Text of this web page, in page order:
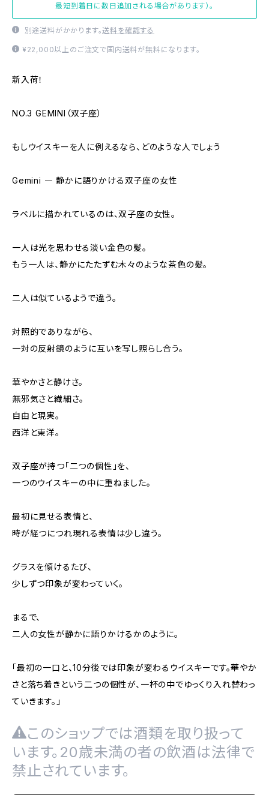
最短到着日に数日追加される場合があります）。
別途送料がかかります。送料を確認する
¥22,000以上のご注文で国内送料が無料になります。
新入荷！
NO.3 GEMINI（双子座）
もしウイスキーを人に例えるなら、どのような人でしょう
Gemini ― 静かに語りかける双子座の女性
ラベルに描かれているのは、双子座の女性。
一人は光を思わせる淡い金色の髪。
もう一人は、静かにたたずむ木々のような茶色の髪。
二人は似ているようで違う。
対照的でありながら、
一対の反射鏡のように互いを写し照らし合う。
華やかさと静けさ。
無邪気さと繊細さ。
自由と現実。
西洋と東洋。
双子座が持つ「二つの個性」を、
一つのウイスキーの中に重ねました。
最初に見せる表情と、
時が経つにつれ現れる表情は少し違う。
グラスを傾けるたび、
少しずつ印象が変わっていく。
まるで、
二人の女性が静かに語りかけるかのように。
「最初の一口と、10分後では印象が変わるウイスキーです。華やか
さと落ち着きという二つの個性が、一杯の中でゆっくり入れ替わっ
ていきます。」
このショップでは酒類を取り扱って
います。20歳未満の者の飲酒は法律で
禁止されています。